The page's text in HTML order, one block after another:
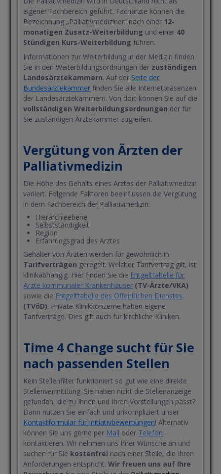
eigener Fachbereich geführt. Fachärzte können die
Bezeichnung „Palliativmediziner“ nach einer 12-
monatigen Zusatz-Weiterbildung und einer 40
Stündigen Kurs-Weiterbildung führen.
Informationen zur Weiterbildung in der Medizin finden
Sie in den Weiterbildungsordnungen der zuständigen
Landesärztekammern. Auf der Seite der
Bundesärztekammer finden Sie alle Internetpräsenzen
der Landesärztekammern. Von dort können Sie auf die
vollständigen Weiterbildungsordnungen der für
Sie zuständigen Ärztekammer zugreifen.
Vergütung von Ärzten der
Palliativmedizin
Die Höhe des Gehalts eines Arztes der Palliativmedizin
variiert. Folgende Faktoren beeinflussen die Vergütung
in dem Fachbereich der Palliativmedizin:
Hierarchieebene
Selbstständigkeit
Region
Erfahrungsgrad des Arztes
Gehälter von Ärzten werden für gewöhnlich in
Tarifverträgen geregelt. Welcher Tarifvertrag gilt, ist
klinikabhängig. Hier finden Sie die Entgelttabelle für
Ärzte kommunaler Krankenhäuser (TV-Ärzte/VKA)
sowie die Entgelttabelle des Öffentlichen Dienstes
(TVöD). Private Klinikkonzerne haben eigene
Tarifverträge. Dies gilt auch für kirchliche Kliniken.
Time 4 Change sucht für Sie
nach passenden Stellen
Kein Stellenfilter funktioniert so gut wie eine direkte
Stellenvermittlung. Sie haben nicht die Stellenanzeige
gefunden, die zu Ihnen und Ihren Vorstellungen passt?
Dann nutzen Sie einfach und unkompliziert unser
Kontaktformular für Initiativbewerbungen! Alternativ
können Sie uns gerne per Mail oder Telefon
kontaktieren. Wir nehmen uns Ihrer Wünsche an und
suchen für Sie kostenfrei nach einer Stelle, die Ihren
Anforderungen entspricht.Wir freuen uns auf Ihre